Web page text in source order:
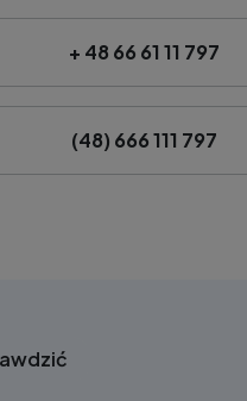
+ 48 66 61 11 797
(48) 666 111 797